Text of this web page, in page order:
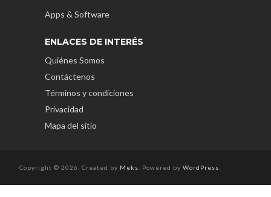
Apps & Software
ENLACES DE INTERÉS
Quiénes Somos
Contáctenos
Términos y condiciones
Privacidad
Mapa del sitio
Copyright © 2026. Created by Meks . Powered by WordPress